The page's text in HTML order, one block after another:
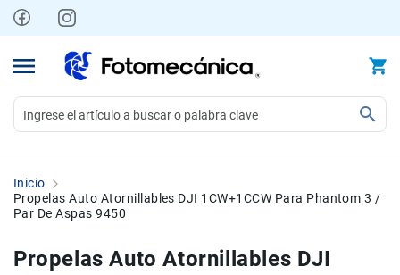
contenido
Profesionales
Compactas
semiprofesionales
Inicio
Propelas Auto Atornillables DJI 1CW+1CCW Para Phantom 3 /
Par De Aspas 9450
Propelas Auto Atornillables DJI